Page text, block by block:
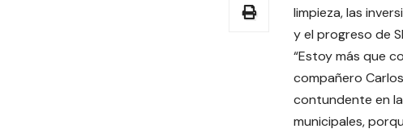
limpieza, las
y el progreso de
“Estoy más que
compañero
contundente en
municipales,